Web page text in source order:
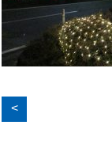
<